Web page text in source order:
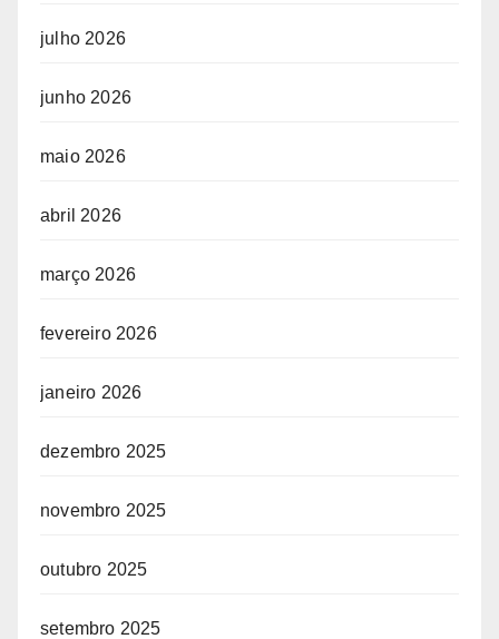
julho 2026
junho 2026
maio 2026
abril 2026
março 2026
fevereiro 2026
janeiro 2026
dezembro 2025
novembro 2025
outubro 2025
setembro 2025